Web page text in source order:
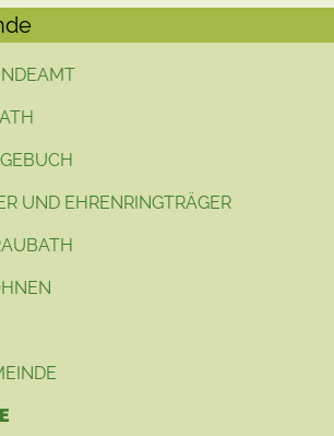
UND EHRENRINGTRÄGER